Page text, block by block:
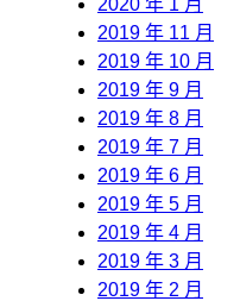
2019 年 11 月
2019 年 10 月
2019 年 9 月
2019 年 8 月
2019 年 7 月
2019 年 6 月
2019 年 5 月
2019 年 4 月
2019 年 3 月
2019 年 2 月